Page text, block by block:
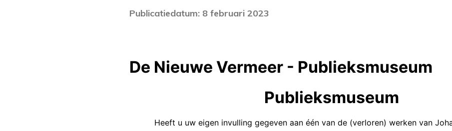
Publicatiedatum: 8 februari 2023